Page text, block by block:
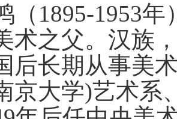
（1895-1953
术之父。汉族
后长期从事美
京大学)艺术系